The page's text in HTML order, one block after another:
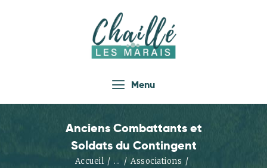
Menu
Anciens Combattants et
Soldats du Contingent
Accueil ...
Associations
Vie Locale
Enfance Jeunesse